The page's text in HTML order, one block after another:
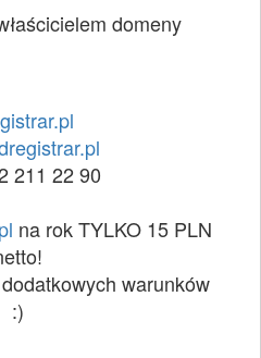
domeny
211 22 90
na rok TYLKO 15 PLN
warunków
:)